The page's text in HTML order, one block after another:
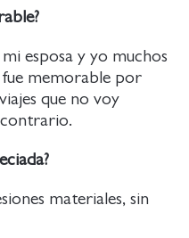
esposa y yo muchos
fue memorable por
que no voy
materiales, sin